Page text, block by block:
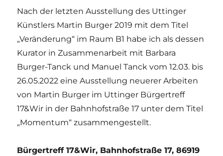
Nach der letzten Ausstellung des Uttinger
Künstlers Martin Burger 2019 mit dem Titel
„Veränderung“ im Raum B1 habe ich als dessen
Kurator in Zusammenarbeit mit Barbara
Burger-Tanck und Manuel Tanck vom 12.03. bis
26.05.2022 eine Ausstellung neuerer Arbeiten
von Martin Burger im Uttinger Bürgertreff
17&Wir in der Bahnhofstraße 17 unter dem Titel
„Momentum“ zusammengestellt.
Bürgertreff 17&Wir, Bahnhofstraße 17, 86919